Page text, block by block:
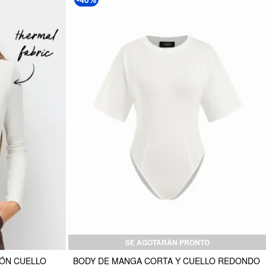
CUELLO
SE AGOTARÁN PRONTO
BODY DE MANGA CORTA Y CUELLO REDONDO